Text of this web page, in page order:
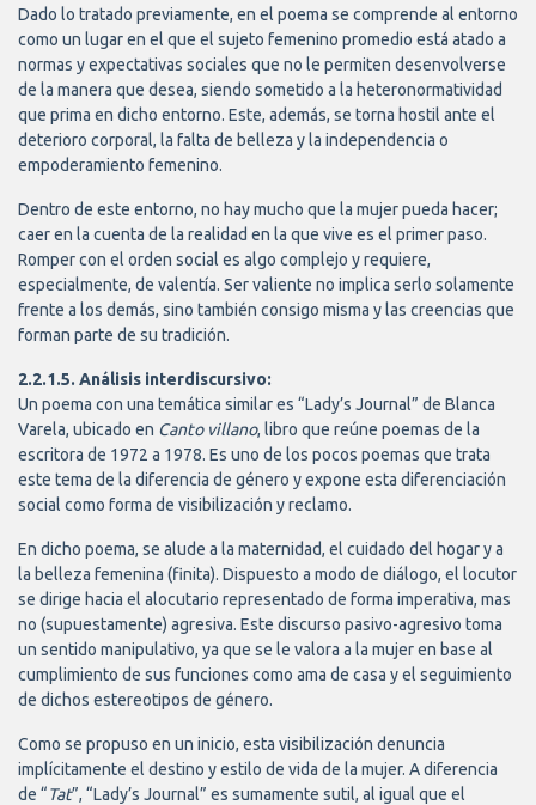
Dado lo tratado previamente, en el poema se comprende al entorno
como un lugar en el que el sujeto femenino promedio está atado a
normas y expectativas sociales que no le permiten desenvolverse
de la manera que desea, siendo sometido a la heteronormatividad
que prima en dicho entorno. Este, además, se torna hostil ante el
deterioro corporal, la falta de belleza y la independencia o
empoderamiento femenino.
Dentro de este entorno, no hay mucho que la mujer pueda hacer;
caer en la cuenta de la realidad en la que vive es el primer paso.
Romper con el orden social es algo complejo y requiere,
especialmente, de valentía. Ser valiente no implica serlo solamente
frente a los demás, sino también consigo misma y las creencias que
forman parte de su tradición.
2.2.1.5. Análisis interdiscursivo:
Un poema con una temática similar es “Lady’s Journal” de Blanca
Varela, ubicado en Canto villano, libro que reúne poemas de la
escritora de 1972 a 1978. Es uno de los pocos poemas que trata
este tema de la diferencia de género y expone esta diferenciación
social como forma de visibilización y reclamo.
En dicho poema, se alude a la maternidad, el cuidado del hogar y a
la belleza femenina (finita). Dispuesto a modo de diálogo, el locutor
se dirige hacia el alocutario representado de forma imperativa, mas
no (supuestamente) agresiva. Este discurso pasivo-agresivo toma
un sentido manipulativo, ya que se le valora a la mujer en base al
cumplimiento de sus funciones como ama de casa y el seguimiento
de dichos estereotipos de género.
Como se propuso en un inicio, esta visibilización denuncia
implícitamente el destino y estilo de vida de la mujer. A diferencia
de “Tat”, “Lady’s Journal” es sumamente sutil, al igual que el